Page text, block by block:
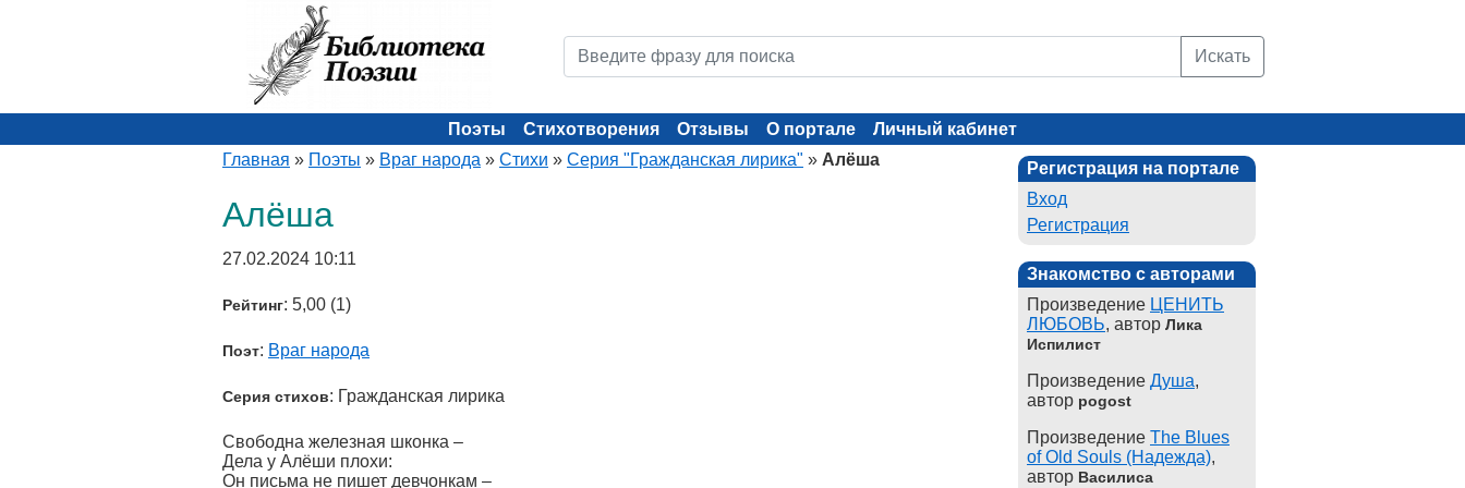
Искать
Поэты Стихотворения Отзывы О портале
Личный кабинет
Главная » Поэты » Враг народа » Стихи » Серия "Гражданская лирика" » Алёша
Алёша
27.02.2024 10:11
Рейтинг: 5,00 (1)
Поэт: Враг народа
Серия стихов: Гражданская лирика
Свободна железная шконка –
Дела у Алёши плохи:
Он письма не пишет девчонкам –
Регистрация на портале
Вход
Регистрация
Знакомство с авторами
Произведение ЦЕНИТЬ
ЛЮБОВЬ, автор Лика
Испилист
Произведение Душа,
автор pogost
Произведение The Blues
of Old Souls (Надежда),
автор Василиса